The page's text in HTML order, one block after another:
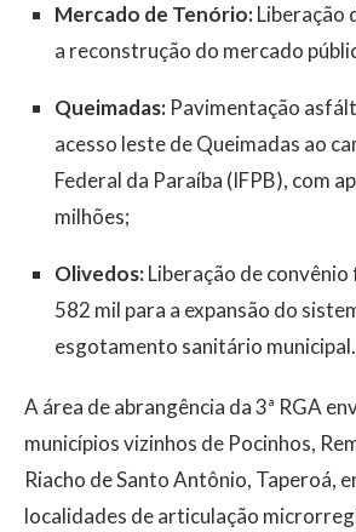
Mercado de Tenório:Liberação
a reconstrução do mercado
Queimadas: Pavimentação
acesso leste de Queimadas ao
Federal da Paraíba (IFPB), com
milhões;
Olivedos:Liberação de convênio
582 mil para a expansão do
esgotamento sanitário municipal.
A área de abrangência da 3ª RGA
municípios vizinhos de Pocinhos,
Riacho de Santo Antônio, Taperoá,
localidades de articulação